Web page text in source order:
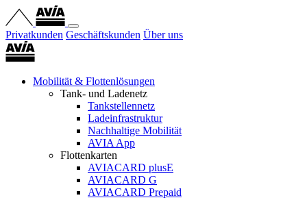
Privatkunden Geschäftskunden Über uns
Mobilität & Flottenlösungen
Tank- und Ladenetz
Tankstellennetz
Ladeinfrastruktur
Nachhaltige Mobilität
AVIA App
Flottenkarten
AVIACARD plusE
AVIACARD G
AVIACARD Prepaid